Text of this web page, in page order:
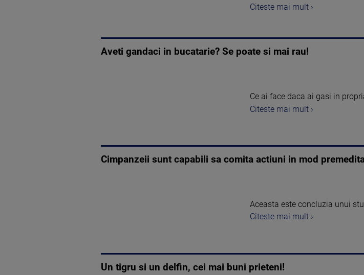
Citeste mai mult ›
Aveti gandaci in bucatarie? Se poate si mai rau!
Ce ai face daca ai gasi in
Citeste mai mult ›
Cimpanzeii sunt capabili sa comita actiuni in mod
Aceasta este concluzia unui
Citeste mai mult ›
Un tigru si un delfin, cei mai buni prieteni!